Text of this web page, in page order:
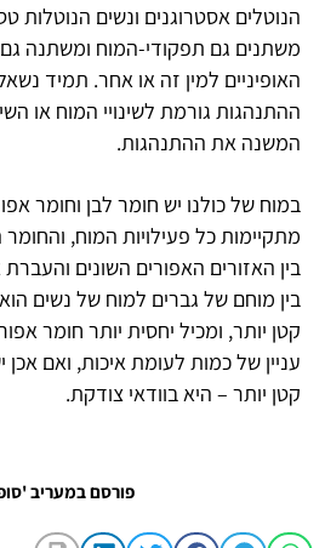
הנוטלים אסטרוגנים ונשים הנוטלות
משתנים גם תפקודי-המוח ומשתנה גם
האופיניים למין זה או אחר. תמיד
ההתנהגות גורמת לשינויי המוח או
המשנה את ההתנהגות.
במוח של כולנו יש חומר לבן וחומר
מתקיימות כל פעילויות המוח,
בין האזורים האפורים השונים
בין מוחם של גברים למוח של נשים
קטן יותר, ומכיל יחסית יותר חומר
עניין של כמות לעומת איכות, ואם
קטן יותר – היא בוודאי צודקת.
פורסם במעריב